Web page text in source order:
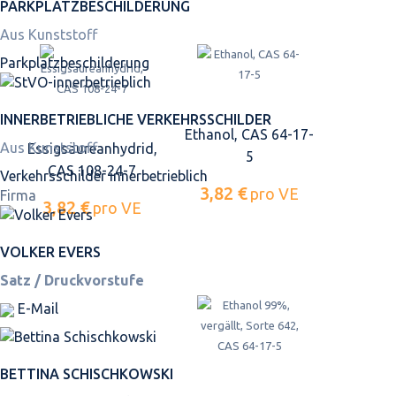
PARKPLATZ­BESCHILDERUNG
Aus Kunststoff
Parkplatz­beschilderung
INNER­BETRIEBLICHE VERKEHRS­SCHILDER
Aus Kunststoff
Verkehrsschilder innerbetrieblich
Firma
VOLKER EVERS
Satz / Druckvorstufe
E-Mail
BETTINA SCHISCHKOWSKI
Essigsäureanhydrid,
CAS 108-24-7
3,82 € pro VE
Ethanol, CAS 64-17-
5
3,82 € pro VE